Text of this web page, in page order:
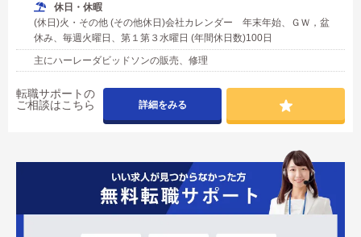
休日・休暇
(休日)火・その他 (その他休日)会社カレンダー 年末年始、ＧＷ，盆
休み、毎週火曜日、第１第３水曜日 (年間休日数)100日
主にハーレーダビッドソンの販売、修理
転職サポートの
ご相談はこちら
詳細をみる